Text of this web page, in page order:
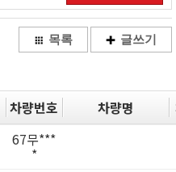
목록 글쓰기
차량번호 차량명
67무***
*